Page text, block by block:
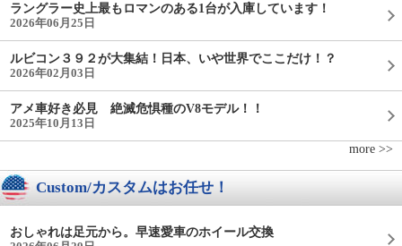
ラングラー史上最もロマンのある1台が入庫しています！
2026年06月25日
ルビコン３９２が大集結！日本、いや世界でここだけ！？
2026年02月03日
アメ車好き必見 絶滅危惧種のV8モデル！！
2025年10月13日
more >>
Custom/カスタムはお任せ！
おしゃれは足元から。早速愛車のホイール交換